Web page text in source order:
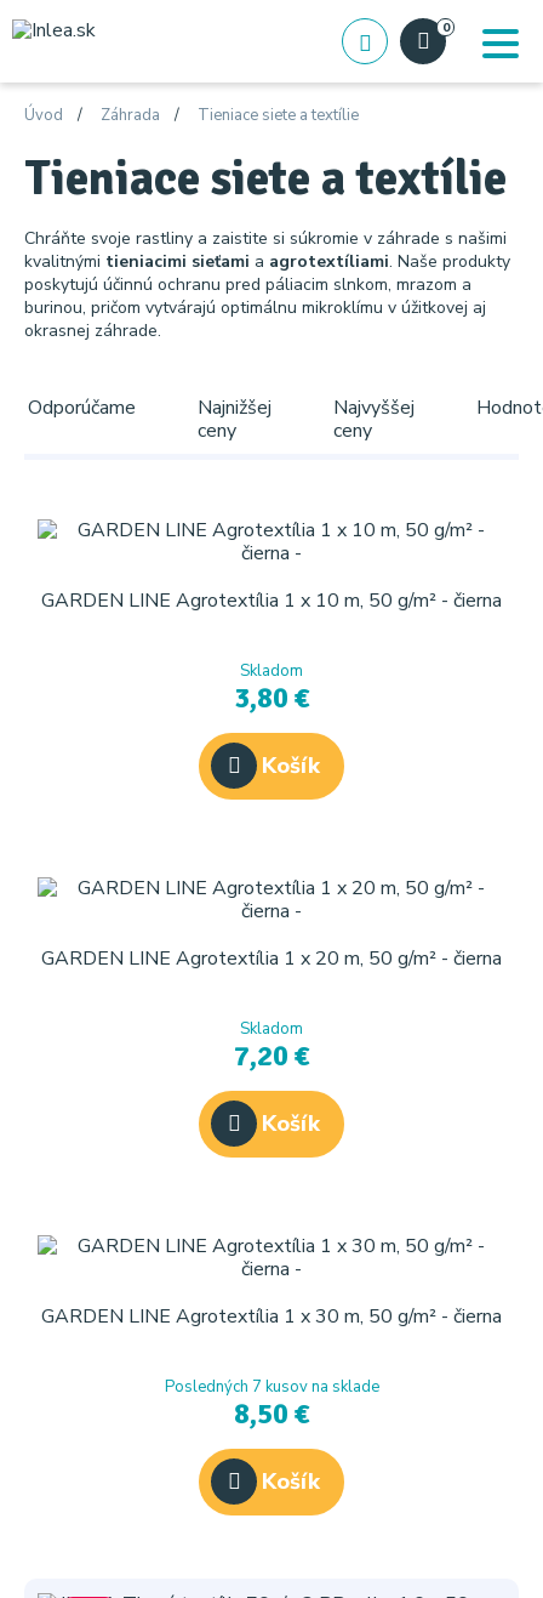
0
Úvod Záhrada Tieniace siete a textílie
Tieniace siete a textílie
Chráňte svoje rastliny a zaistite si súkromie v záhrade s našimi
kvalitnými tieniacimi sieťami a agrotextíliami. Naše produkty
poskytujú účinnú ochranu pred páliacim slnkom, mrazom a
burinou, pričom vytvárajú optimálnu mikroklímu v úžitkovej aj
okrasnej záhrade.
Odporúčame
Najnižšej
ceny
Najvyššej
ceny
GARDEN LINE Agrotextília 1 x 10 m, 50 g/m² - čierna
Skladom
3,80 €
Košík
GARDEN LINE Agrotextília 1 x 20 m, 50 g/m² - čierna
Skladom
7,20 €
Košík
GARDEN LINE Agrotextília 1 x 30 m, 50 g/m² - čierna
Posledných 7 kusov na sklade
8,50 €
Košík